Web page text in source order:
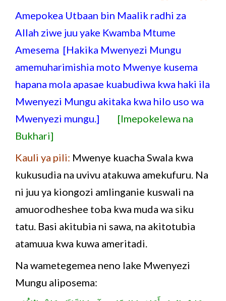
Amepokea Utbaan bin Maalik radhi za
Allah ziwe juu yake Kwamba Mtume
Amesema [Hakika Mwenyezi Mungu
amemuharimishia moto Mwenye kusema
hapana mola apasae kuabudiwa kwa haki ila
Mwenyezi Mungu akitaka kwa hilo uso wa
Mwenyezi mungu.]
[Imepokelewa na
Bukhari]
Kauli ya pili: Mwenye kuacha Swala kwa
kukusudia na uvivu atakuwa amekufuru. Na
ni juu ya kiongozi amlinganie kuswali na
amuorodheshee toba kwa muda wa siku
tatu. Basi akitubia ni sawa, na akitotubia
atamuua kwa kuwa ameritadi.
Na wametegemea neno lake Mwenyezi
Mungu aliposema: